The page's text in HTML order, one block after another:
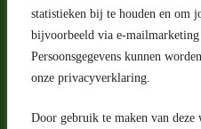
statistieken bij te houden en om
bijvoorbeeld via e-
Persoonsgegevens kunnen
onze privacyverklaring.
Door gebruik te maken van deze
Adres
Riga 4 E
2993 LW Barendrecht
Nederland
Contact